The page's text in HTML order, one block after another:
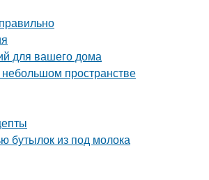
для вашего дома
пространстве
бутылок из под молока